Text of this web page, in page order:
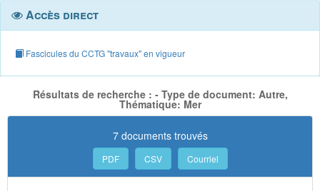
Accès direct
Fascicules du CCTG "travaux" en vigueur
Résultats de recherche : - Type de document: Autre,
Thématique: Mer
7 documents trouvés
PDF CSV Courriel